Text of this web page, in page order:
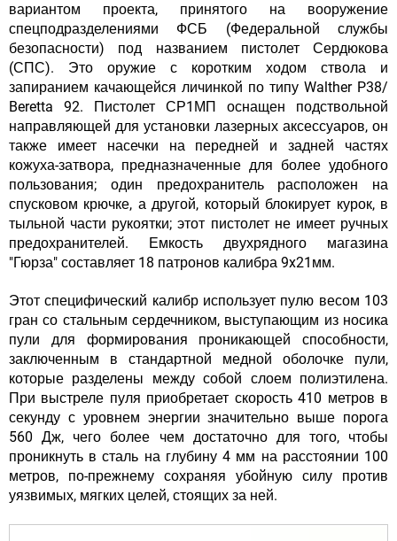
вариантом проекта, принятого на вооружение
спецподразделениями ФСБ (Федеральной службы
безопасности) под названием пистолет Сердюкова
(СПС). Это оружие с коротким ходом ствола и
запиранием качающейся личинкой по типу Walther P38/
Beretta 92. Пистолет СР1МП оснащен подствольной
направляющей для установки лазерных аксессуаров, он
также имеет насечки на передней и задней частях
кожуха-затвора, предназначенные для более удобного
пользования; один предохранитель расположен на
спусковом крючке, а другой, который блокирует курок, в
тыльной части рукоятки; этот пистолет не имеет ручных
предохранителей. Емкость двухрядного магазина
"Гюрза" составляет 18 патронов калибра 9x21мм.
Этот специфический калибр использует пулю весом 103
гран со стальным сердечником, выступающим из носика
пули для формирования проникающей способности,
заключенным в стандартной медной оболочке пули,
которые разделены между собой слоем полиэтилена.
При выстреле пуля приобретает скорость 410 метров в
секунду с уровнем энергии значительно выше порога
560 Дж, чего более чем достаточно для того, чтобы
проникнуть в сталь на глубину 4 мм на расстоянии 100
метров, по-прежнему сохраняя убойную силу против
уязвимых, мягких целей, стоящих за ней.